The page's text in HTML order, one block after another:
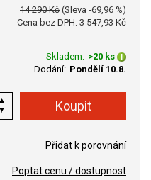
14 290 Kč (Sleva -69,96 %)
Cena bez DPH: 3 547,93 Kč
Skladem: >20 ks
Dodání: Pondělí 10.8.
Přidat k porovnání
Poptat cenu / dostupnost